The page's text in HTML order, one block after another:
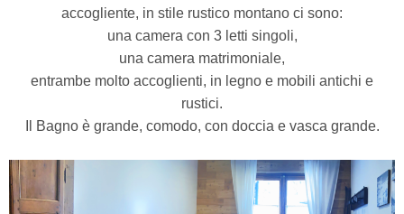
accogliente, in stile rustico montano ci sono:
una camera con 3 letti singoli,
una camera matrimoniale,
entrambe molto accoglienti, in legno e mobili antichi e
rustici.
Il Bagno è grande, comodo, con doccia e vasca grande.